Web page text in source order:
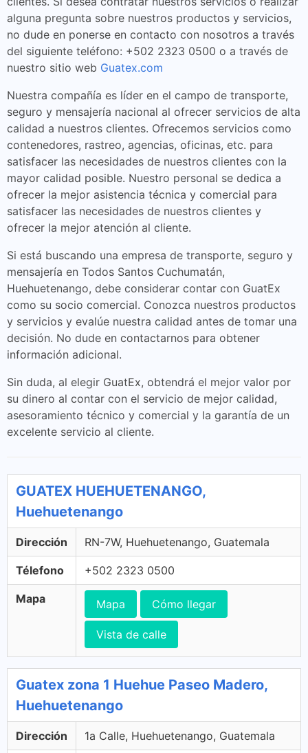
alguna pregunta sobre nuestros productos y servicios,
no dude en ponerse en contacto con nosotros a través
del siguiente teléfono: +502 2323 0500 o a través de
nuestro sitio web Guatex.com
Nuestra compañía es líder en el campo de transporte,
seguro y mensajería nacional al ofrecer servicios de alta
calidad a nuestros clientes. Ofrecemos servicios como
contenedores, rastreo, agencias, oficinas, etc. para
satisfacer las necesidades de nuestros clientes con la
mayor calidad posible. Nuestro personal se dedica a
ofrecer la mejor asistencia técnica y comercial para
satisfacer las necesidades de nuestros clientes y
ofrecer la mejor atención al cliente.
Si está buscando una empresa de transporte, seguro y
mensajería en Todos Santos Cuchumatán,
Huehuetenango, debe considerar contar con GuatEx
como su socio comercial. Conozca nuestros productos
y servicios y evalúe nuestra calidad antes de tomar una
decisión. No dude en contactarnos para obtener
información adicional.
Sin duda, al elegir GuatEx, obtendrá el mejor valor por
su dinero al contar con el servicio de mejor calidad,
asesoramiento técnico y comercial y la garantía de un
excelente servicio al cliente.
GUATEX HUEHUETENANGO,
Huehuetenango
Dirección RN-7W, Huehuetenango, Guatemala
Télefono +502 2323 0500
Mapa Mapa Cómo llegar
Vista de calle
Guatex zona 1 Huehue Paseo Madero,
Huehuetenango
Dirección 1a Calle, Huehuetenango, Guatemala